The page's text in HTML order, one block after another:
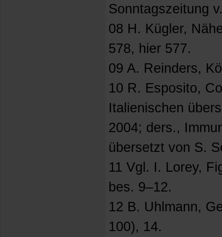
Sonntagszeitung
08 H. Kügler,
578, hier 577.
09 A. Reinders,
10 R. Esposito,
Italienischen
2004; ders.,
übersetzt von S.
11 Vgl. I. Lorey,
bes. 9–12.
12 B. Uhlmann,
100), 14.